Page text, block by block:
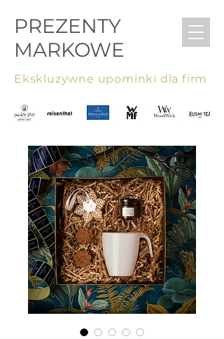
PREZENTY
MARKOWE
Ekskluzywne upominki dla firm